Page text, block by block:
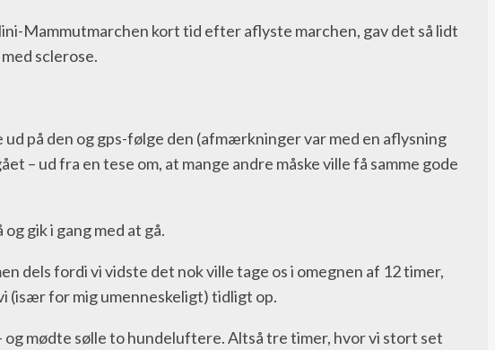
Mammutmarchen kort tid efter aflyste marchen, gav det så lidt
sclerose.
på den og gps-følge den (afmærkninger var med en aflysning
– ud fra en tese om, at mange andre måske ville få samme gode
gik i gang med at gå.
dels fordi vi vidste det nok ville tage os i omegnen af 12 timer,
(især for mig umenneskeligt) tidligt op.
mødte sølle to hundeluftere. Altså tre timer, hvor vi stort set